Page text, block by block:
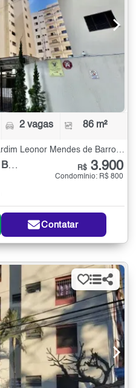
2 vagas 86 m²
Apartamento para Alugar no Jardim Leonor Mendes de Barros com 3 quartos - 86 m²
Jardim Leonor Mendes de Barros R$ 3.900
Condomínio: R$ 800
Contatar